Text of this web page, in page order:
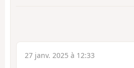
27 janv. 2025 à 12:33